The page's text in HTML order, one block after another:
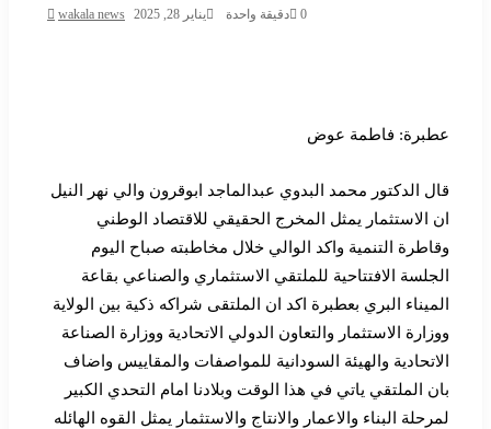
wakala news يناير 28, 2025 0 دقيقة واحدة
عطبرة: فاطمة عوض
قال الدكتور محمد البدوي عبدالماجد ابوقرون والي نهر النيل
ان الاستثمار يمثل المخرج الحقيقي للاقتصاد الوطني
وقاطرة التنمية واكد الوالي خلال مخاطبته صباح اليوم
الجلسة الافتتاحية للملتقي الاستثماري والصناعي بقاعة
الميناء البري بعطبرة اكد ان الملتقى شراكه ذكية بين الولاية
ووزارة الاستثمار والتعاون الدولي الاتحادية ووزارة الصناعة
الاتحادية والهيئة السودانية للمواصفات والمقاييس واضاف
بان الملتقي ياتي في هذا الوقت وبلادنا امام التحدي الكبير
لمرحلة البناء والاعمار والانتاج والاستثمار يمثل القوه الهائله